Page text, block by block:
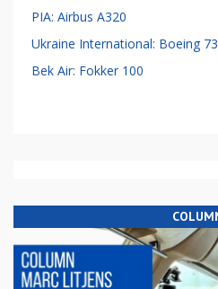
PIA: Airbus A320
Ukraine International: Boeing
Bek Air: Fokker 100